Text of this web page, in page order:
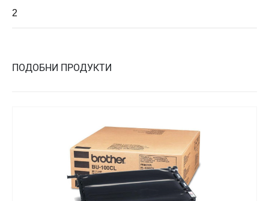
2
ПОДОБНИ ПРОДУКТИ